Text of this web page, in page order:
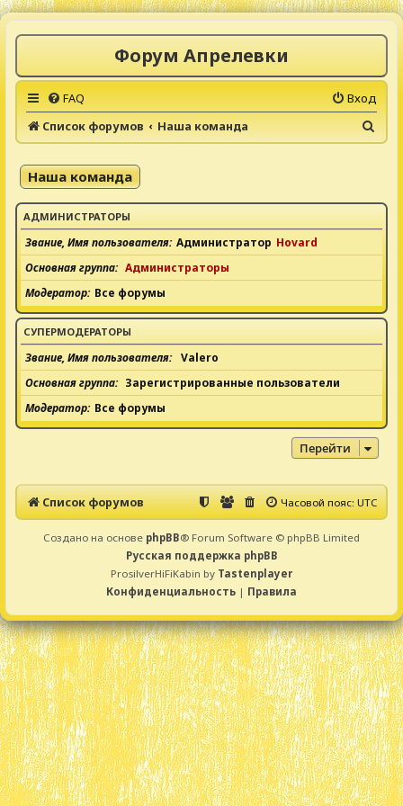
Форум Апрелевки
FAQ
Вход
Список форумов
Наша команда
о
Наша команда
АДМИНИСТРАТОРЫ
Звание, Имя пользователя Администратор Hovard
Основная группа
Администраторы
Модератор Все форумы
СУПЕРМОДЕРАТОРЫ
Звание, Имя пользователя
Valero
Основная группа
Зарегистрированные пользователи
Модератор Все форумы
Перейти
Список форумов Часовой пояс:UTC
Создано на основе phpBB® Forum Software © phpBB Limited
Русская поддержка phpBB
ProsilverHiFiKabin by Tastenplayer
Конфиденциальность | Правила